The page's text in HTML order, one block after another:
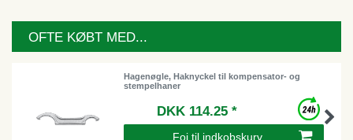
OFTE KØBT MED...
Hagenøgle, Haknyckel til kompensator- og
stempelhaner
DKK 114.25 *
Foj til indkobskurv